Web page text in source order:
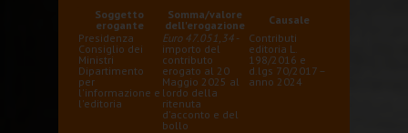
Soggetto
erogante
Somma/valore
dell'erogazione
Causale
Presidenza
Consiglio dei
Ministri
Dipartimento
per
l'informazione e
l'editoria
Euro 47.051,34 -
importo del
contributo
erogato al 20
Maggio 2025 al
lordo della
ritenuta
d'acconto e del
bollo
Contributi
editoria L.
198/2016 e
d.lgs 70/2017 –
anno 2024